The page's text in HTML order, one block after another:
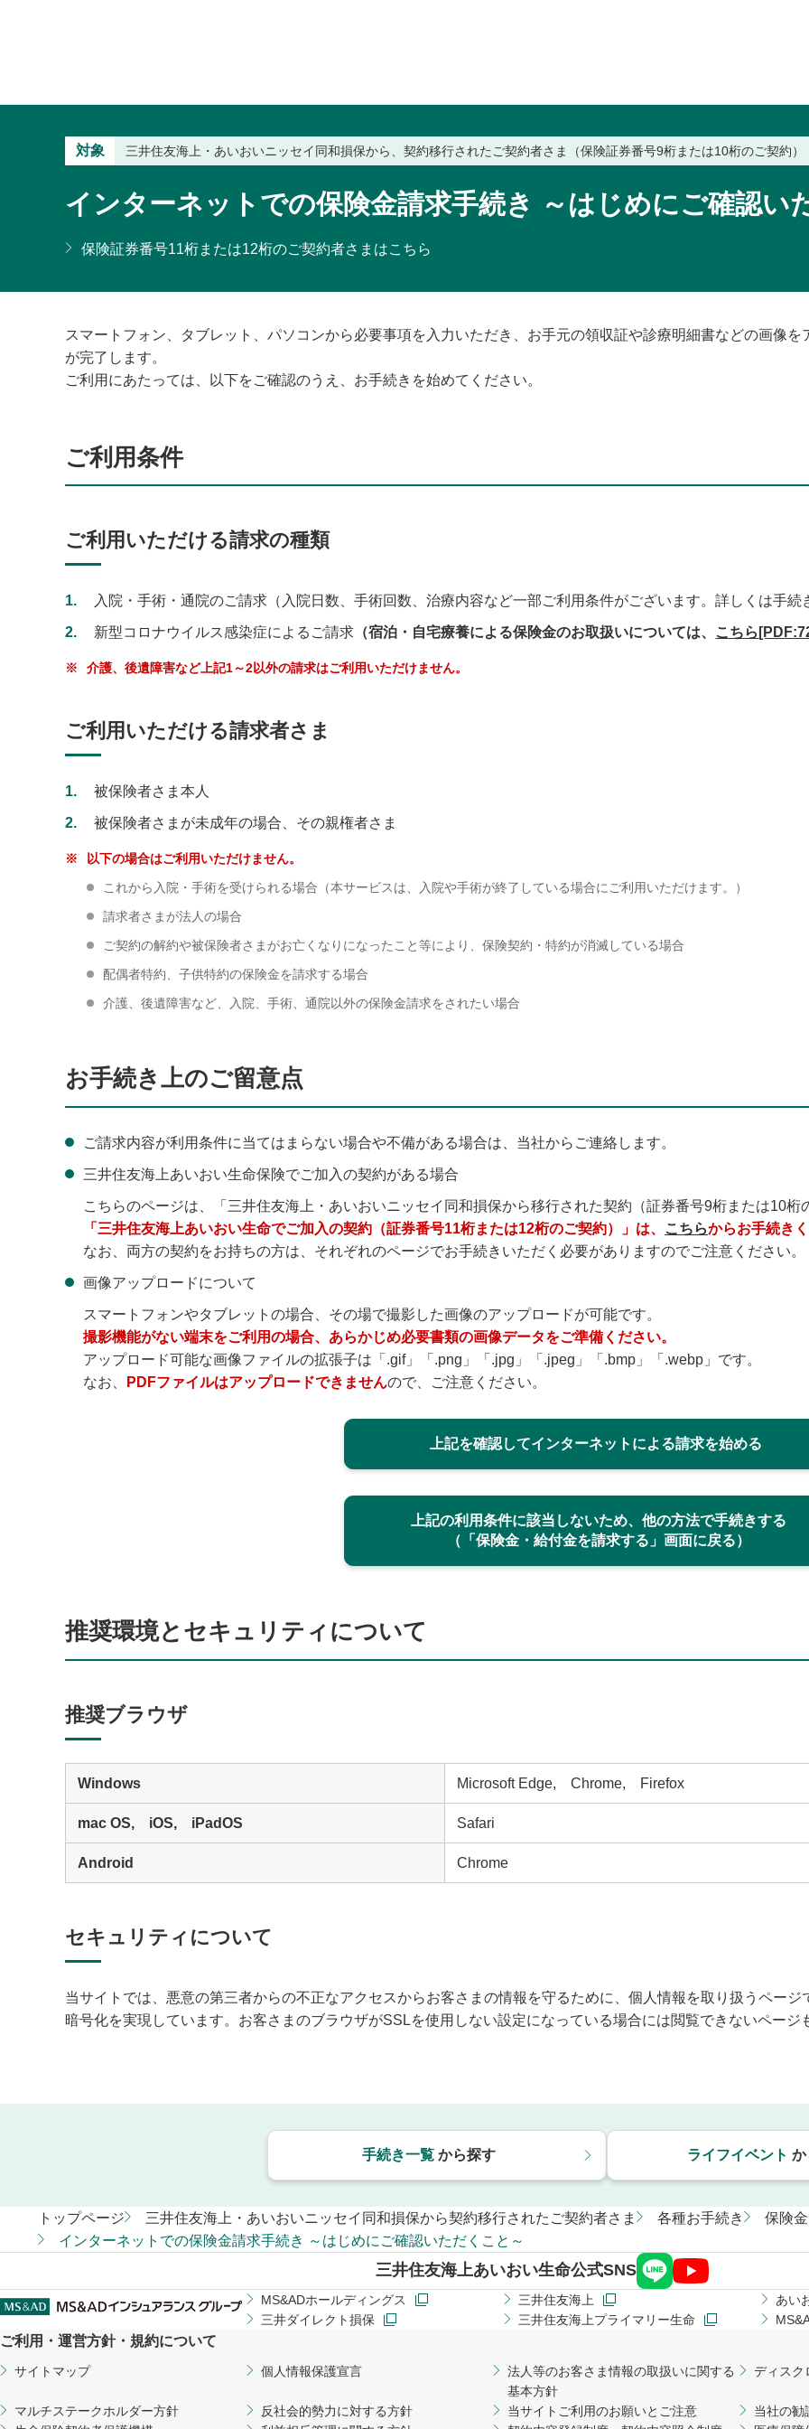
対象 三井住友海上・あいおいニッセイ同和損保から、契約移行されたご契約者さま（保険証券番号9桁または10桁のご契約）
インターネットでの保険金請求手続き ～はじめにご確認い
保険証券番号11桁または12桁のご契約者さまはこちら
スマートフォン、タブレット、パソコンから必要事項を入力いただき、お手元の領収証や診療明細書などの画像
が完了します。
ご利用にあたっては、以下をご確認のうえ、お手続きを始めてください。
ご利用条件
ご利用いただける請求の種類
1 入院・手術・通院のご請求（入院日数、手術回数、治療内容など一部ご利用条件がございます。詳しくは手
2 新型コロナウイルス感染症によるご請求 （宿泊・自宅療養による保険金のお取扱いについては、 こちら
※ 介護、後遺障害など上記1～2以外の請求はご利用いただけません。
ご利用いただける請求者さま
1 被保険者さま本人
2 被保険者さまが未成年の場合、その親権者さま
※
以下の場合はご利用いただけません。
これから入院・手術を受けられる場合（本サービスは、入院や手術が終了している場合にご利用いただけます。）
請求者さまが法人の場合
ご契約の解約や被保険者さまがお亡くなりになったこと等により、保険契約・特約が消滅している場合
配偶者特約、子供特約の保険金を請求する場合
介護、後遺障害など、入院、手術、通院以外の保険金請求をされたい場合
お手続き上のご留意点
ご請求内容が利用条件に当てはまらない場合や不備がある場合は、当社からご連絡します。
三井住友海上あいおい生命保険でご加入の契約がある場合
こちらのページは、「三井住友海上・あいおいニッセイ同和損保から移行された契約（証券番号9桁または10
「三井住友海上あいおい生命でご加入の契約（証券番号11桁または12桁のご契約）」は、
こちらからお手続き
なお、両方の契約をお持ちの方は、それぞれのページでお手続きいただく必要がありますのでご注意ください。
画像アップロードについて
スマートフォンやタブレットの場合、その場で撮影した画像のアップロードが可能です。
撮影機能がない端末をご利用の場合、あらかじめ必要書類の画像データをご準備ください。
アップロード可能な画像ファイルの拡張子は「.gif」「.png」「.jpg」「.jpeg」「.bmp」「.webp」です。
なお、
PDFファイルはアップロードできませんので、ご注意ください。
上記を確認してインターネットによる請求を始める
上記の利用条件に該当しないため、他の方法で手続きする
（「保険金・給付金を請求する」画面に戻る）
推奨環境とセキュリティについて
推奨ブラウザ
Windows Microsoft Edge, Chrome, Firefox
mac OS, iOS, iPadOS Safari
Android Chrome
セキュリティについて
当サイトでは、悪意の第三者からの不正なアクセスからお客さまの情報を守るために、個人情報を取り扱うペー
暗号化を実現しています。お客さまのブラウザがSSLを使用しない設定になっている場合には閲覧できないページ
手続き一覧 から探す ライフイベント か
トップページ 三井住友海上・あいおいニッセイ同和損保から契約移行されたご契約者さま 各種お手続き
保険
インターネットでの保険金請求手続き ～はじめにご確認いただくこと～
三井住友海上あいおい生命公式SNS
MS&ADホールディングス 三井住友海上
あい
三井ダイレクト損保
三井住友海上プライマリー生命
ご利用・運営方針・規約について
サイトマップ 個人情報保護宣言
法人等のお客さま情報の取扱いに関する
基本方針
ディスク
マルチステークホルダー方針 反社会的勢力に対する方針 当サイトご利用のお願いとご注意
当社の勧